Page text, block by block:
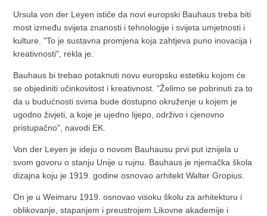
Ursula von der Leyen ističe da novi europski Bauhaus treba biti
most između svijeta znanosti i tehnologije i svijeta umjetnosti i
kulture. "To je sustavna promjena koja zahtjeva puno inovacija i
kreativnosti", rekla je.
Bauhaus bi trebao potaknuti novu europsku estetiku kojom će
se objediniti učinkovitost i kreativnost. "Želimo se pobrinuti za to
da u budućnosti svima bude dostupno okruženje u kojem je
ugodno živjeti, a koje je ujedno lijepo, održivo i cjenovno
pristupačno", navodi EK.
Von der Leyen je ideju o novom Bauhausu prvi put iznijela u
svom govoru o stanju Unije u rujnu. Bauhaus je njemačka škola
dizajna koju je 1919. godine osnovao arhitekt Walter Gropius.
On je u Weimaru 1919. osnovao visoku školu za arhitekturu i
oblikovanje, stapanjem i preustrojem Likovne akademije i